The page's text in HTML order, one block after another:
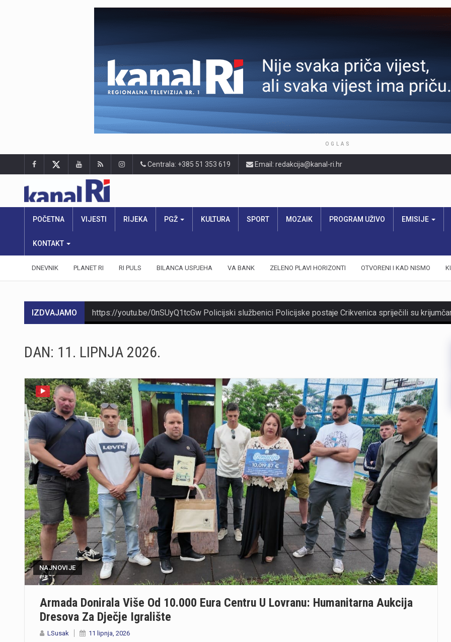
OGLAS
Centrala: +385 51 353 619 Email: redakcija@kanal-ri.hr
POČETNA VIJESTI RIJEKA PGŽ KULTURA SPORT MOZAIK PROGRAM UŽIVO EMISIJE
KONTAKT
DNEVNIK PLANET RI RI PULS BILANCA USPJEHA VA BANK ZELENO PLAVI HORIZONTI OTVORENI I KAD NISMO
IZDVAJAMO
https://youtu.be/PRC3G2dOWXM
DAN: 11. LIPNJA 2026.
NAJNOVIJE
Armada Donirala Više Od 10.000 Eura Centru U Lovranu: Humanitarna Aukcija
Dresova Za Dječje Igralište
LSusak 11 lipnja, 2026